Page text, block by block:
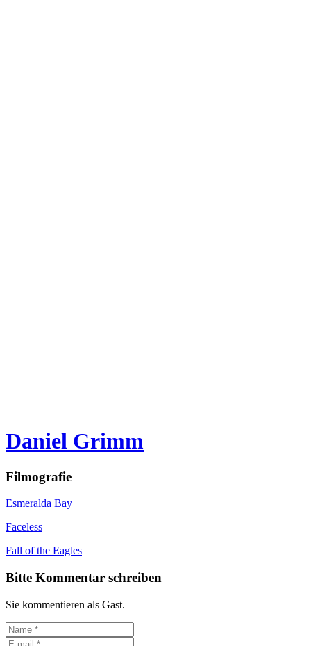
Daniel Grimm
Filmografie
Esmeralda Bay
Faceless
Fall of the Eagles
Bitte Kommentar schreiben
Sie kommentieren als Gast.